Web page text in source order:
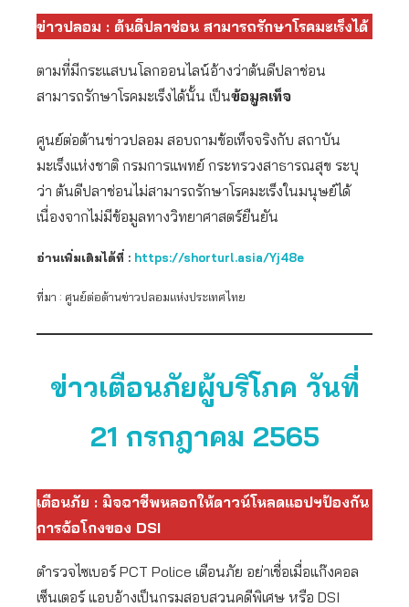
ข่าวปลอม : ต้นดีปลาช่อน สามารถรักษาโรคมะเร็งได้
ตามที่มีกระแสบนโลกออนไลน์อ้างว่าต้นดีปลาช่อน
สามารถรักษาโรคมะเร็งได้นั้น เป็นข้อมูลเท็จ
ศูนย์ต่อต้านข่าวปลอม สอบถามข้อเท็จจริงกับ สถาบัน
มะเร็งแห่งชาติ กรมการแพทย์ กระทรวงสาธารณสุข ระบุ
ว่า ต้นดีปลาช่อนไม่สามารถรักษาโรคมะเร็งในมนุษย์ได้
เนื่องจากไม่มีข้อมูลทางวิทยาศาสตร์ยืนยัน
อ่านเพิ่มเติมได้ที่ : https://shorturl.asia/Yj48e
ที่มา : ศูนย์ต่อต้านข่าวปลอมแห่งประเทศไทย
ข่าวเตือนภัยผู้บริโภค วันที่
21 กรกฎาคม 2565
เตือนภัย : มิจฉาชีพหลอกให้ดาวน์โหลดแอปฯป้องกัน
การฉ้อโกงของ DSI
ตำรวจไซเบอร์ PCT Police เตือนภัย อย่าเชื่อเมื่อแก๊งคอล
เซ็นเตอร์ แอบอ้างเป็นกรมสอบสวนคดีพิเศษ หรือ DSI